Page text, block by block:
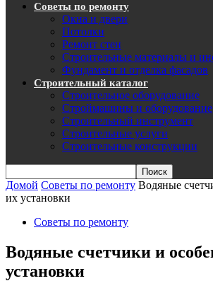
Советы по ремонту
Окна и двери
Потолки
Ремонт стен
Строительные материалы и
Фундамент и отделка фасадов
Строительный каталог
Строительное оборудование
Строймашины и оборудование
Строительный инструмент
Строительные услуги
Строительные конструкции
Домой Советы по ремонту Водяные
их установки
Советы по ремонту
Водяные счетчики и
установки